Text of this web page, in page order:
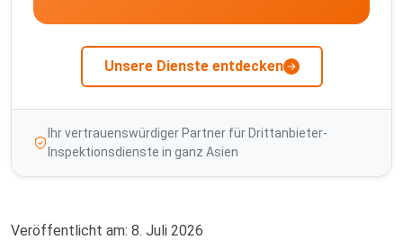
Unsere Dienste entdecken
Ihr vertrauenswürdiger Partner für Drittanbieter-
Inspektionsdienste in ganz Asien
Veröffentlicht am: 8. Juli 2026